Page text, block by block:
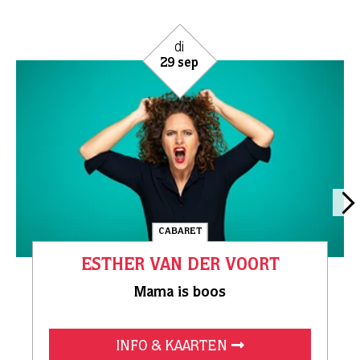
di
29 sep
CABARET
ESTHER VAN DER VOORT
Mama is boos
INFO & KAARTEN